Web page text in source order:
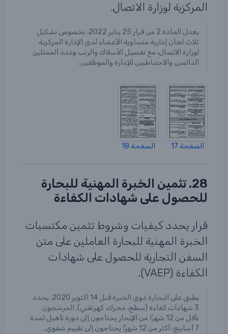
المركزية لوزارة الاتصال.
يعدل المادة 2 من قرار 25 يناير 2022، بخصوص تشكيل
ثلاث لجان إدارية متساوية الأعضاء لدى الإدارة المركزية
لوزارة الاتصال، مع تفصيل الأسلاك والرتب وعدد الممثلين
الدائمين والاحتياطيين للإدارة والموظفين.
الصفحة 17 الصفحة 18
28. تثمين الخبرة المهنية للبحارة
للحصول على شهادات الكفاءة
قرار يحدد كيفيات وشروط تثمين مكتسبات
الخبرة المهنية للبحارة العاملين على متن
السفن التجارية للحصول على شهادات
الكفاءة (VAEP).
يطبق على البحارة ذوي الخبرة قبل 14 أكتوبر 2020. يحدد
3 شهادات كفاءة (سطح، محرك، كهرتقني). المرشحون
بأقل من 12 شهرًا من الإبحار يحتاجون إلى دورة تأهيل لمدة
7 أسابيع؛ أكثر من 12 شهرًا يحتاجون إلى تقييم شفوي.